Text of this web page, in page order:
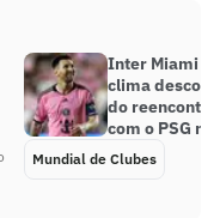
Inter Miami
clima
do reencontro
com o PSG
Mundial de Clubes